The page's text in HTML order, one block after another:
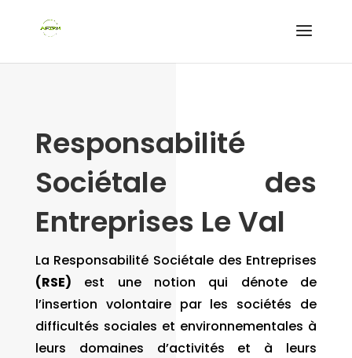
Responsabilité
Sociétale des
Entreprises Le Val
La Responsabilité Sociétale des Entreprises
(RSE) est une notion qui dénote de
l’insertion volontaire par les sociétés de
difficultés sociales et environnementales à
leurs domaines d’activités et à leurs